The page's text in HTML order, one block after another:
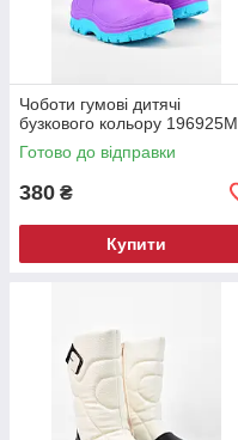
Чоботи гумові дитячі
бузкового кольору 196925M
Готово до відправки
380 ₴
Купити